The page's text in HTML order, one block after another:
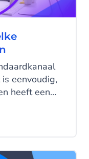
eenvoudig,
heeft een
meer
onder